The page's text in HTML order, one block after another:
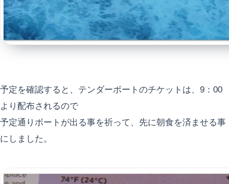
予定を確認すると、テンダーボートのチケットは、9：00
より配布されるので
予定通りボートが出る事を祈って、先に朝食を済ませる事
にしました。